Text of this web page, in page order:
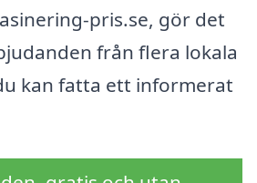
pris.se, gör det
från flera lokala
kan fatta ett informerat